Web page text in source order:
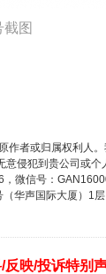
截图
作者或归属权利人
侵犯到贵公司或
微信号：
华声国际大厦）1
反映/投诉特别